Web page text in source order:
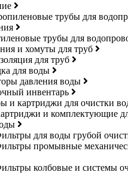
трубы для
трубы для
и хомуты для труб
для труб
для воды
давления воды
инвентарь
и картриджи для очистки
и комплектующие
для воды грубой
промывные
колбовые и системы